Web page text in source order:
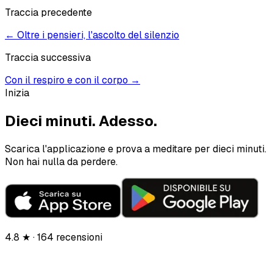
Traccia precedente
← Oltre i pensieri, l'ascolto del silenzio
Traccia successiva
Con il respiro e con il corpo →
Inizia
Dieci minuti.Adesso.
Scarica l'applicazione e prova a meditare per dieci minuti.
Non hai nulla da perdere.
4.8 ★ · 164 recensioni